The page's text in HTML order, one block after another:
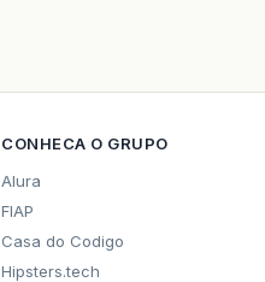
CONHECA O GRUPO
Alura
FIAP
Casa do Codigo
Hipsters.tech